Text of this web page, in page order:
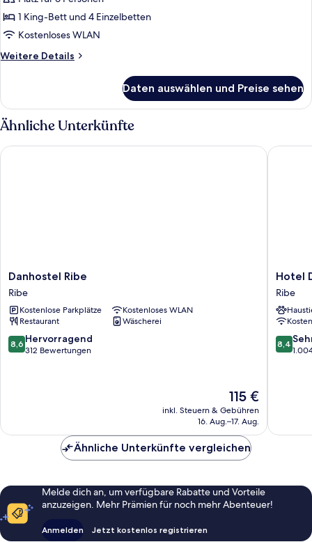
3 Schlafzimmer,
Terrasse
(Linen
Excluded)
1 King-Bett und 4 Einzelbetten
Kostenloses WLAN
Weitere Details
Weitere
3 Schlafzimmer,
Terrasse
(Linen
Excluded)
Daten auswählen und Preise sehen
Ähnliche Unterkünfte
Danhostel
Ribe
Ribe
Danhostel Ribe
Ribe
Kostenlose Parkplätze
Kostenloses WLAN
Restaurant
Wäscherei
8.6
von
8,6 Hervorragend
312 Bewertungen
Der
Preis
beträgt
115 €
inkl. Steuern & Gebühren
16. Aug.–17. Aug.
Danhostel Ribe
Hotel
Dagmar
Ribe
Hotel
Ribe
8.4
von
8,4
Hotel
Ähnliche Unterkünfte vergleichen
Melde dich an, um verfügbare Rabatte und Vorteile
anzuzeigen. Mehr Prämien für noch mehr Abenteuer!
Anmelden Jetzt kostenlos registrieren